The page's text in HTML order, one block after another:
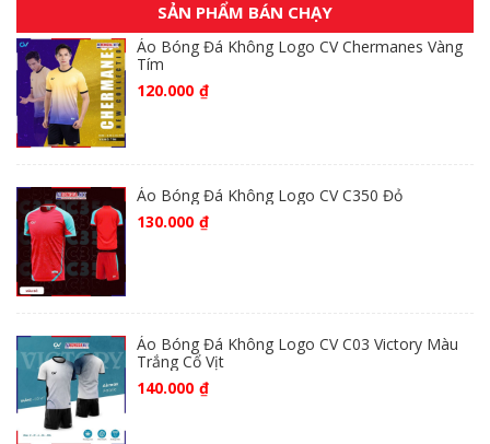
SẢN PHẨM BÁN CHẠY
Áo Bóng Đá Không Logo CV Chermanes Vàng
Tím
120.000 ₫
Áo Bóng Đá Không Logo CV C350 Đỏ
130.000 ₫
Áo Bóng Đá Không Logo CV C03 Victory Màu
Trắng Cổ Vịt
140.000 ₫